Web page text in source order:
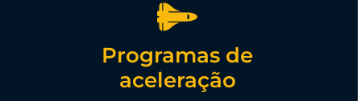
Programas de
aceleração